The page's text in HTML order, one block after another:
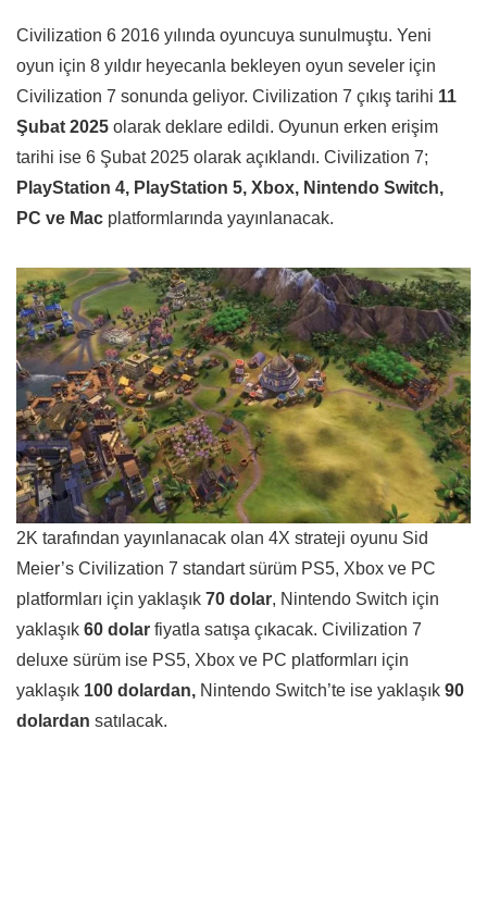
Civilization 6 2016 yılında oyuncuya sunulmuştu. Yeni
oyun için 8 yıldır heyecanla bekleyen oyun seveler için
Civilization 7 sonunda geliyor. Civilization 7 çıkış tarihi 11
Şubat 2025 olarak deklare edildi. Oyunun erken erişim
tarihi ise 6 Şubat 2025 olarak açıklandı. Civilization 7;
PlayStation 4, PlayStation 5, Xbox, Nintendo Switch,
PC ve Mac platformlarında yayınlanacak.
2K tarafından yayınlanacak olan 4X strateji oyunu Sid
Meier’s Civilization 7 standart sürüm PS5, Xbox ve PC
platformları için yaklaşık 70 dolar, Nintendo Switch için
yaklaşık 60 dolar fiyatla satışa çıkacak. Civilization 7
deluxe sürüm ise PS5, Xbox ve PC platformları için
yaklaşık 100 dolardan, Nintendo Switch’te ise yaklaşık 90
dolardan satılacak.